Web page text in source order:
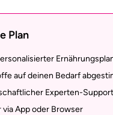
Plan
auf deinen Bedarf
Experten-Support
via App oder Browser